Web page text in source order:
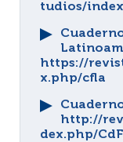
tudios/index
https://
x.php/cfla
http://
dex.php/